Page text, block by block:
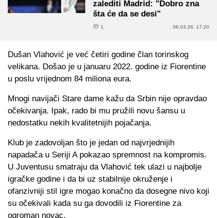
zalediti Madrid: "Dobro zna
šta će da se desi"
1 06.03.26. 17:20
Dušan Vlahović je već četiri godine član torinskog
velikana. Došao je u januaru 2022. godine iz Fiorentine
u poslu vrijednom 84 miliona eura.
Mnogi navijači Stare dame kažu da Srbin nije opravdao
očekivanja. Ipak, rado bi mu pružili novu šansu u
nedostatku nekih kvalitetnijih pojačanja.
Klub je zadovoljan što je jedan od najvrjednijih
napadača u Seriji A pokazao spremnost na kompromis.
U Juventusu smatraju da Vlahović tek ulazi u najbolje
igračke godine i da bi uz stabilnije okruženje i
ofanzivniji stil igre mogao konačno da dosegne nivo koji
su očekivali kada su ga dovodili iz Fiorentine za
ogroman novac.